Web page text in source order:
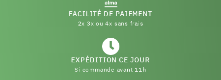
FACILITÉ DE PAIEMENT
2x 3x ou 4x sans frais
EXPÉDITION CE JOUR
Si commande avant 11h